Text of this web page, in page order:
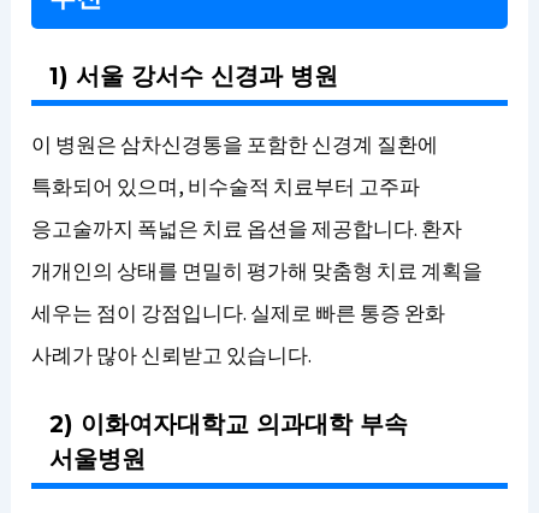
1) 서울 강서수 신경과 병원
이 병원은 삼차신경통을 포함한 신경계 질환에
특화되어 있으며, 비수술적 치료부터 고주파
응고술까지 폭넓은 치료 옵션을 제공합니다. 환자
개개인의 상태를 면밀히 평가해 맞춤형 치료 계획을
세우는 점이 강점입니다. 실제로 빠른 통증 완화
사례가 많아 신뢰받고 있습니다.
2) 이화여자대학교 의과대학 부속
서울병원